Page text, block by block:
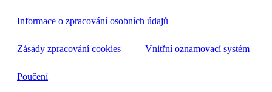
Informace o zpracování osobních údajů
Zásady zpracování cookies Vnitřní oznamovací systém
Poučení